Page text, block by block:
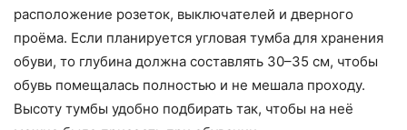
расположение розеток, выключателей и дверного
проёма. Если планируется угловая тумба для хранения
обуви, то глубина должна составлять 30–35 см, чтобы
обувь помещалась полностью и не мешала проходу.
Высоту тумбы удобно подбирать так, чтобы на неё